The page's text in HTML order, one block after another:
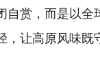
自赏，而是以全
，让高原风味既